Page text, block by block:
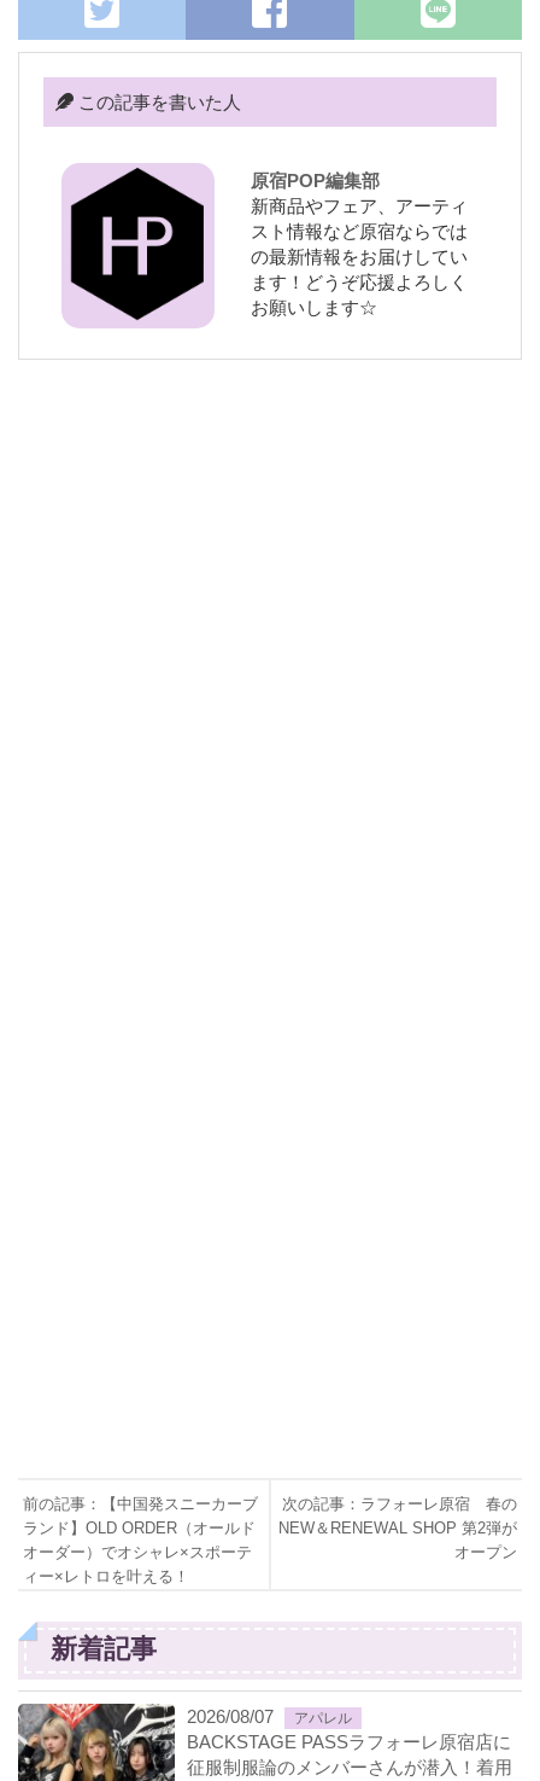
この記事を書いた人
原宿POP編集部
新商品やフェア、アーティ
スト情報など原宿ならでは
の最新情報をお届けしてい
ます！どうぞ応援よろしく
お願いします☆
前の記事：【中国発スニーカーブ
ランド】OLD ORDER（オールド
オーダー）でオシャレ×スポーテ
ィー×レトロを叶える！
次の記事：ラフォーレ原宿 春の
NEW＆RENEWAL SHOP 第2弾が
オープン
新着記事
2026/08/07 アパレル
BACKSTAGE PASSラフォーレ原宿店に
征服制服論のメンバーさんが潜入！着用